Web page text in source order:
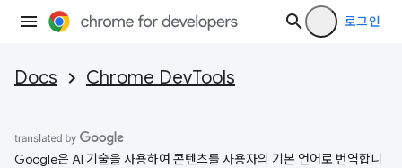
로그인
Docs Chrome DevTools
Google은 AI 기술을 사용하여 콘텐츠를 사용자의 기본 언어로 번역합니